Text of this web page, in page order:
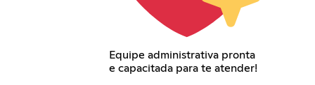
Equipe administrativa pronta
e capacitada para te atender!